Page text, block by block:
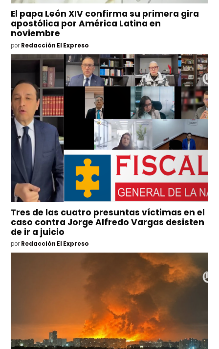
El papa León XIV confirma su primera gira
apostólica por América Latina en
noviembre
por Redacción El Expreso
Tres de las cuatro presuntas víctimas en el
caso contra Jorge Alfredo Vargas desisten
de ir a juicio
por Redacción El Expreso